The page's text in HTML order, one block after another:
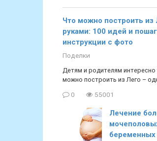
Что можно построить из
руками: 100 идей и
инструкции с фото
Поделки
Детям и родителям интересно
можно построить из Лего –
0 55001
Лечение
беременных